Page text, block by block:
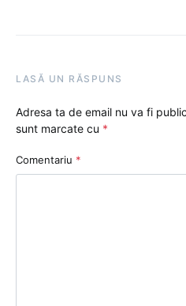
LASĂ UN RĂSPUNS
Adresa ta de email nu va fi
sunt marcate cu *
Comentariu *